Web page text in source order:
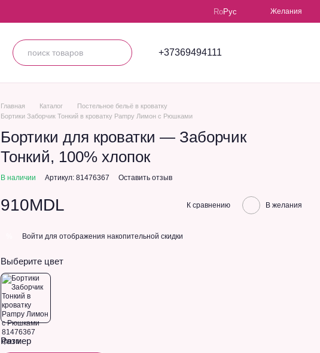
RoРус Желания
+37369494111
Главная Каталог
Постельное бельё в кроватку
Бортики Заборчик Тонкий в кроватку Pampy Лимон с Рюшками
Бортики для кроватки — Заборчик
Тонкий, 100% хлопок
В наличии Артикул: 81476367 Оставить отзыв
910MDL К сравнению В желания
Войти для отображения накопительной скидки
Выберите цвет
Размер